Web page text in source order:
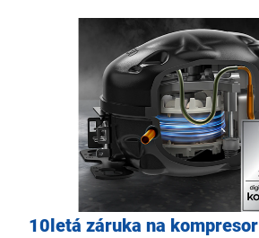
10letá záruka na kompresor